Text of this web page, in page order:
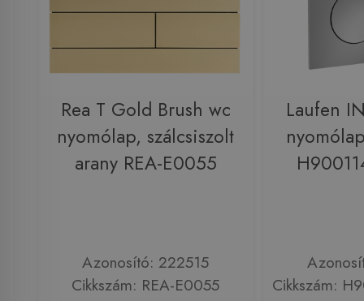
Rea T Gold Brush wc
nyomólap, szálcsiszolt
arany REA-E0055
Azonosító: 222515
Cikkszám: REA-E0055
Laufen
Cikkszám: